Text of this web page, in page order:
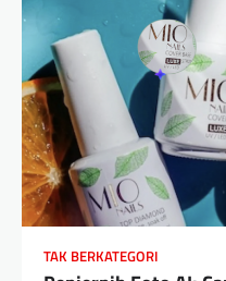
TAK BERKATEGORI